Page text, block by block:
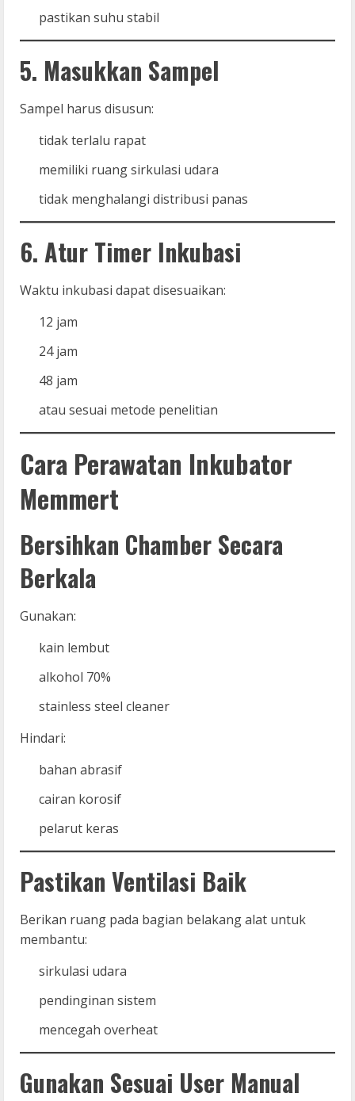
pastikan suhu stabil
5. Masukkan Sampel
Sampel harus disusun:
tidak terlalu rapat
memiliki ruang sirkulasi udara
tidak menghalangi distribusi panas
6. Atur Timer Inkubasi
Waktu inkubasi dapat disesuaikan:
12 jam
24 jam
48 jam
atau sesuai metode penelitian
Cara Perawatan Inkubator
Memmert
Bersihkan Chamber Secara
Berkala
Gunakan:
kain lembut
alkohol 70%
stainless steel cleaner
Hindari:
bahan abrasif
cairan korosif
pelarut keras
Pastikan Ventilasi Baik
Berikan ruang pada bagian belakang alat untuk
membantu:
sirkulasi udara
pendinginan sistem
mencegah overheat
Gunakan Sesuai User Manual